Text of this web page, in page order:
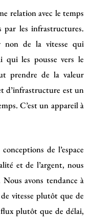
relation avec le temps
par les infrastructures.
non de la vitesse qui
qui les pousse vers le
prendre de la valeur
d’infrastructure est un
C’est un appareil à
de l’espace
et de l’argent, nous
avons tendance à
vitesse plutôt que de
flux plutôt que de délai,